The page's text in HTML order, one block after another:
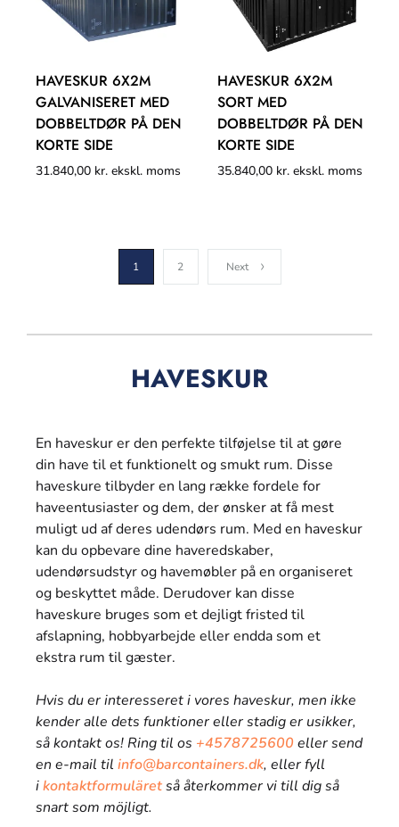
HAVESKUR 6X2M
GALVANISERET MED
DOBBELTDØR PÅ DEN
KORTE SIDE
31.840,00 kr. ekskl. moms
HAVESKUR 6X2M
SORT MED
DOBBELTDØR PÅ DEN
KORTE SIDE
35.840,00 kr. ekskl. moms
1 2 Next
HAVESKUR
En haveskur er den perfekte tilføjelse til at gøre
din have til et funktionelt og smukt rum. Disse
haveskure tilbyder en lang række fordele for
haveentusiaster og dem, der ønsker at få mest
muligt ud af deres udendørs rum. Med en haveskur
kan du opbevare dine haveredskaber,
udendørsudstyr og havemøbler på en organiseret
og beskyttet måde. Derudover kan disse
haveskure bruges som et dejligt fristed til
afslapning, hobbyarbejde eller endda som et
ekstra rum til gæster.
Hvis du er interesseret i vores haveskur, men ikke
kender alle dets funktioner eller stadig er usikker,
så kontakt os! Ring til os +4578725600eller send
en e-mail til info@barcontainers.dk, eller fyll
ikontaktformuläretså återkommer vi till dig så
snart som möjligt.